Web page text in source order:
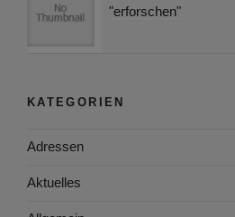
"erforschen"
KATEGORIEN
Adressen
Aktuelles